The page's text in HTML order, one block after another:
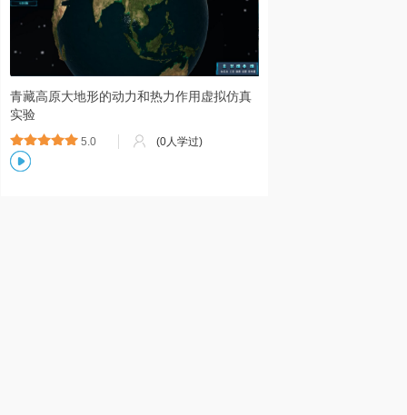
青藏高原大地形的动力和热力作用虚拟仿真
实验
5.0 (0人学过)